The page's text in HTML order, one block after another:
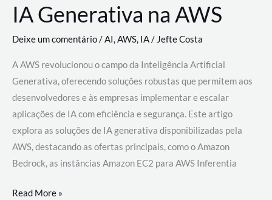
IA Generativa na AWS
Deixe um comentário/AI,AWS, IA/Jefte Costa
A AWS revolucionou o campo da Inteligência Artificial
Generativa, oferecendo soluções robustas que permitem aos
desenvolvedores e às empresas implementar e escalar
aplicações de IA com eficiência e segurança. Este artigo
explora as soluções de IA generativa disponibilizadas pela
AWS, destacando as ofertas principais, como o Amazon
Bedrock, as instâncias Amazon EC2 para AWS Inferentia
Utilizando
Read More »